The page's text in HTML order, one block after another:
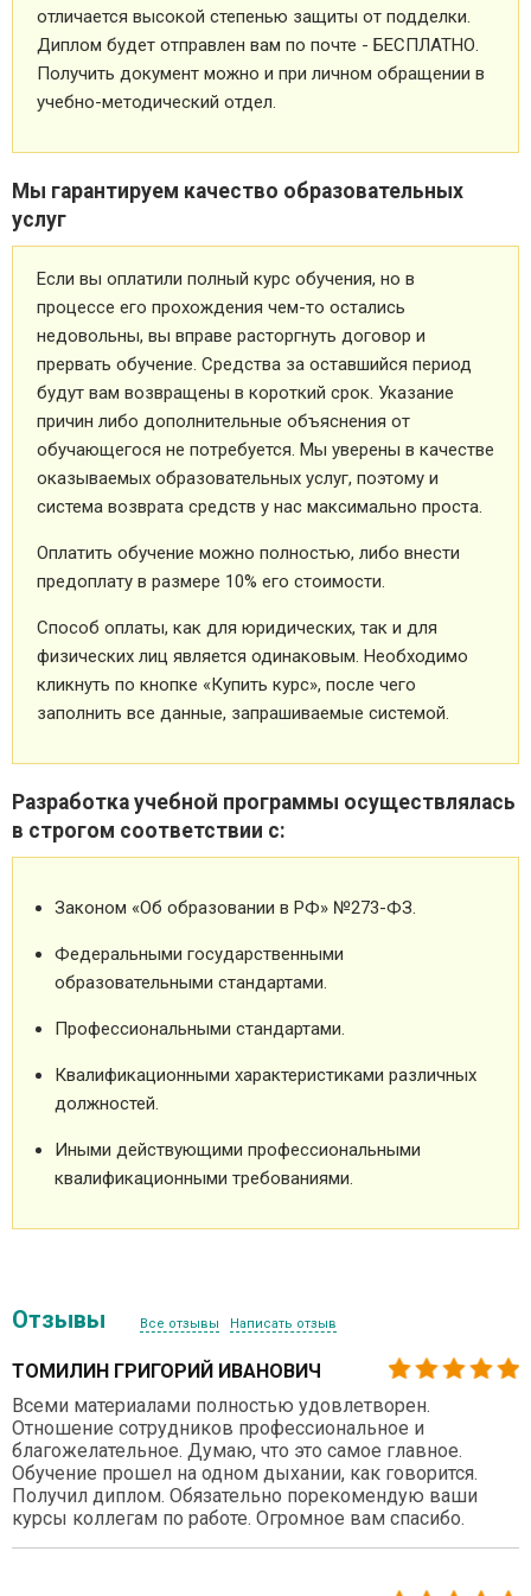
отличается высокой степенью защиты от подделки.
Диплом будет отправлен вам по почте - БЕСПЛАТНО.
Получить документ можно и при личном обращении в
учебно-методический отдел.
Мы гарантируем качество образовательных
услуг
Если вы оплатили полный курс обучения, но в
процессе его прохождения чем-то остались
недовольны, вы вправе расторгнуть договор и
прервать обучение. Средства за оставшийся период
будут вам возвращены в короткий срок. Указание
причин либо дополнительные объяснения от
обучающегося не потребуется. Мы уверены в качестве
оказываемых образовательных услуг, поэтому и
система возврата средств у нас максимально проста.
Оплатить обучение можно полностью, либо внести
предоплату в размере 10% его стоимости.
Способ оплаты, как для юридических, так и для
физических лиц является одинаковым. Необходимо
кликнуть по кнопке «Купить курс», после чего
заполнить все данные, запрашиваемые системой.
Разработка учебной программы осуществлялась
в строгом соответствии с:
Законом «Об образовании в РФ» №273-ФЗ.
Федеральными государственными
образовательными стандартами.
Профессиональными стандартами.
Квалификационными характеристиками различных
должностей.
Иными действующими профессиональными
квалификационными требованиями.
Отзывы Все отзывы Написать отзыв
ТОМИЛИН ГРИГОРИЙ ИВАНОВИЧ
Всеми материалами полностью удовлетворен.
Отношение сотрудников профессиональное и
благожелательное. Думаю, что это самое главное.
Обучение прошел на одном дыхании, как говорится.
Получил диплом. Обязательно порекомендую ваши
курсы коллегам по работе. Огромное вам спасибо.